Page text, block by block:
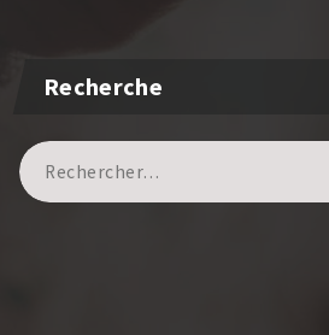
Recherche
Recherche
pour :